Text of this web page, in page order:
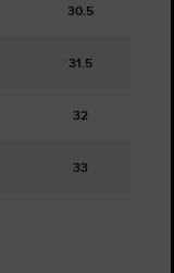
30.5
31.5
32
33